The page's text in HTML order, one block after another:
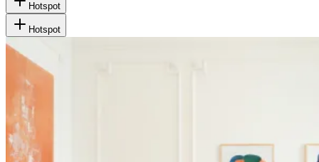
Hotspot
Hotspot